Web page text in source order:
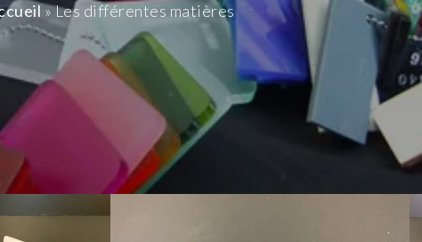
»Les différentes matières